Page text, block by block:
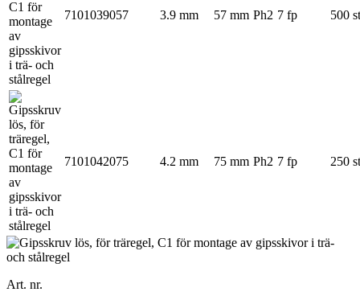
7101039057 3.9 mm 57 mm Ph2 7 fp 500 st
7101042075 4.2 mm 75 mm Ph2 7 fp 250 st
Art. nr.